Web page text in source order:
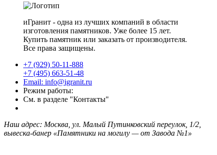
иГранит - одна из лучших компаний в области
изготовления памятников. Уже более 15 лет.
Купить памятник или заказать от производителя.
Все права защищены.
+7 (929) 50-11-888
+7 (495) 663-51-48
Email: info@igranit.ru
Режим работы:
См. в разделе "Контакты"
Наш адрес: Москва, ул. Малый Путинковский переулок, 1/2,
вывеска-банер «Памятники на могилу — от Завода №1»